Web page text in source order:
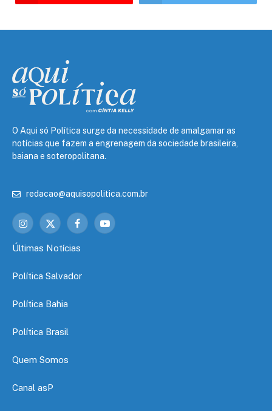
O Aqui só Política surge da necessidade de amalgamar as
notícias que fazem a engrenagem da sociedade brasileira,
baiana e soteropolitana.
redacao@aquisopolitica.com.br
Instagram
X
FacebookYouTube
Últimas Notícias
Política Salvador
Política Bahia
Política Brasil
Quem Somos
Canal asP